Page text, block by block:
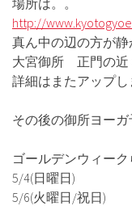
場所は。。
http://
真ん中の辺の方が
大宮御所 正門の近
詳細はまたアップし
その後の御所ヨーガ
ゴールデンウィー
5/4(日曜日)
5/6(火曜日/祝日)